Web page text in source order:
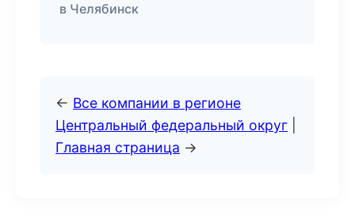
в Челябинск
← Все компании в регионе
Центральный федеральный округ
Главная страница →